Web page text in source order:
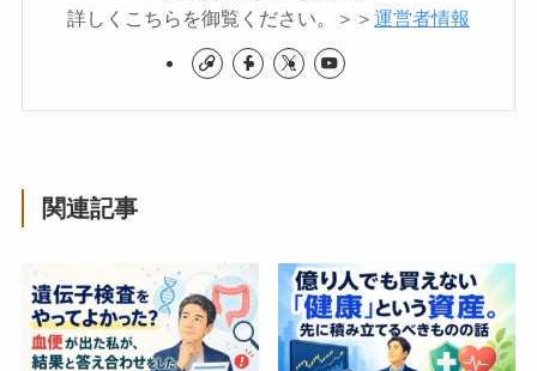
詳しくこちらを御覧ください。＞＞ 運営者情報
関連記事